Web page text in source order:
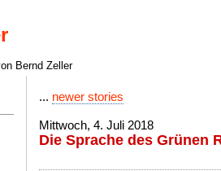
Bernd Zeller
... newer stories
Mittwoch, 4. Juli 2018
Die Sprache des Grünen